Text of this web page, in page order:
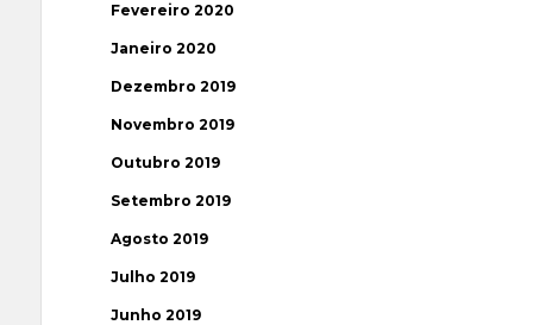
Fevereiro 2020
Janeiro 2020
Dezembro 2019
Novembro 2019
Outubro 2019
Setembro 2019
Agosto 2019
Julho 2019
Junho 2019